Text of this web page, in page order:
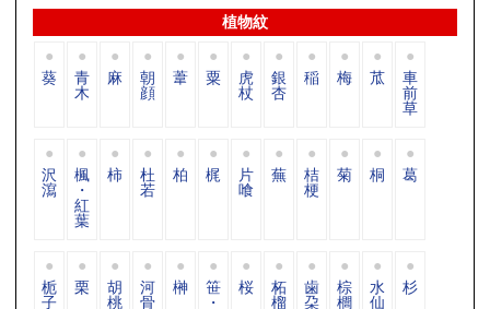
植物紋
葵 青
木
麻 朝
顔
葦 粟 虎
杖
銀
杏
稲 梅 苽 車
前
草
沢
瀉
楓
・
紅
葉
柿 杜
若
柏 梶 片
喰
蕪 桔
梗
菊 桐 葛
栀
子
栗 胡
桃
河
骨
榊 笹
・
桜 柘
榴
歯
朶
棕
櫚
水
仙
杉